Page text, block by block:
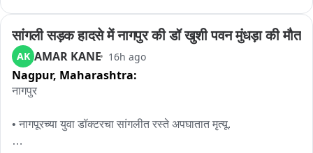
ऑन दिपके कारवाई
दिपके आणि त्यांच्या कुटुंंबावर कारवाई केली जाईल हे सूर्यप्रकाशात सत्य
सांगली सड़क हादसे में नागपुर की डॉ खुशी पवन मुंधड़ा की मौत
AK AMAR KANE 16h ago
Nagpur, Maharashtra:
नागपुर
• नागपूरच्या युवा डॉक्टरचा सांगलीत रस्ते अपघातात मृत्यू.